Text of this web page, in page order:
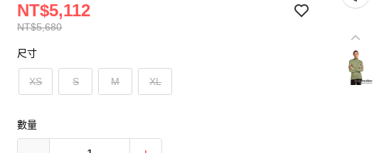
NT$5,680
NT$5,112
尺寸
XS S M XL
數量